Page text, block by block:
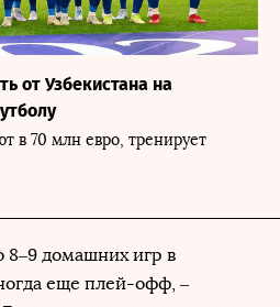
от Узбекистана на
в 70 млн евро, тренирует
домашних игр в
еще плей-офф, –